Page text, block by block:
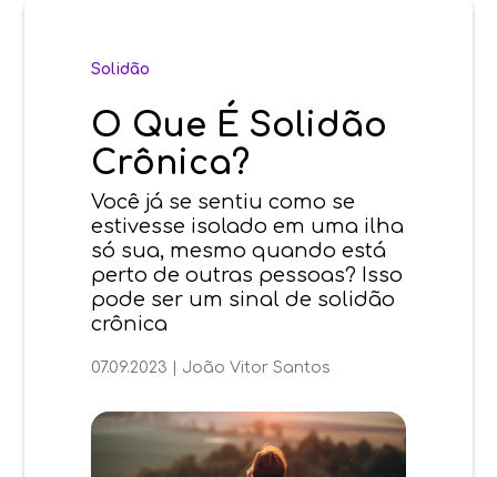
Solidão
O Que É Solidão
Crônica?
Você já se sentiu como se
estivesse isolado em uma ilha
só sua, mesmo quando está
perto de outras pessoas? Isso
pode ser um sinal de solidão
crônica
07.09.2023 João Vitor Santos